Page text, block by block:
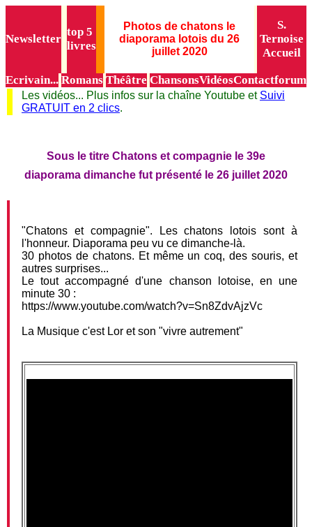
Newsletter
top 5
livres
Photos de chatons le
diaporama lotois du 26
juillet 2020
S.
Ternoise
Accueil
Ecrivain... Romans Théâtre ChansonsVidéosContactforum
Les vidéos... Plus infos sur la chaîne Youtube et Suivi
GRATUIT en 2 clics.
Sous le titre Chatons et compagnie le 39e
diaporama dimanche fut présenté le 26 juillet 2020
"Chatons et compagnie". Les chatons lotois sont à
l'honneur. Diaporama peu vu ce dimanche-là.
30 photos de chatons. Et même un coq, des souris, et
autres surprises...
Le tout accompagné d'une chanson lotoise, en une
minute 30 :
https://www.youtube.com/watch?v=Sn8ZdvAjzVc
La Musique c'est Lor et son "vivre autrement"